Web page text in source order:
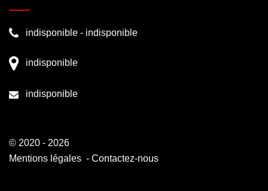
indisponible - indisponible
indisponible
indisponible
© 2020 - 2026
Mentions légales - Contactez-nous